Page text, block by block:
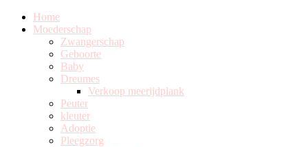
Home
Moederschap
Zwangerschap
Geboorte
Baby
Dreumes
Verkoop meerijdplank
Peuter
kleuter
Adoptie
Pleegzorg